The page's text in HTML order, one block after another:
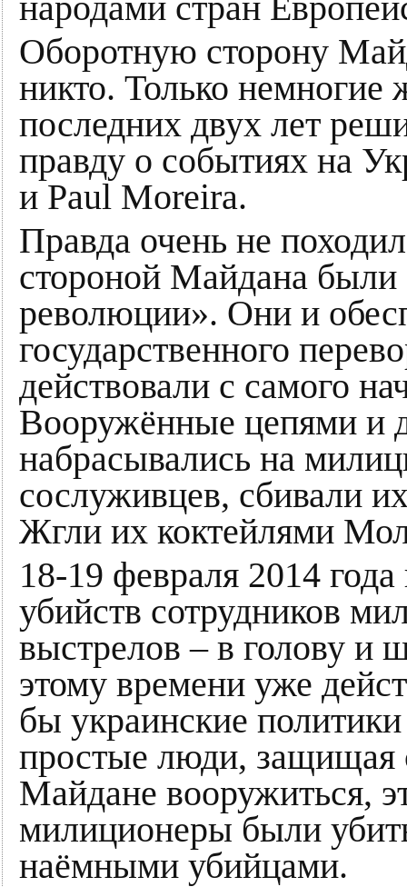
народами стран
Оборотную сторону
никто. Только
последних двух лет
правду о событиях на
и Paul Moreira.
Правда очень не
стороной Майдана
революции». Они и
государственного
действовали с самого
Вооружённые цепями и
набрасывались на
сослуживцев, сбивали
Жгли их коктейлями
18-19 февраля 2014
убийств сотрудников
выстрелов – в голову и
этому времени уже
бы украинские
простые люди,
Майдане вооружиться,
милиционеры были
наёмными убийцами.